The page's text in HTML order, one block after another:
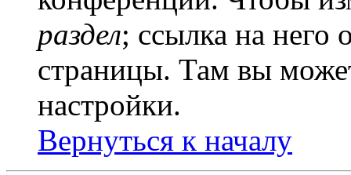
раздел; ссылка на него
страницы. Там вы
настройки.
Вернуться к началу